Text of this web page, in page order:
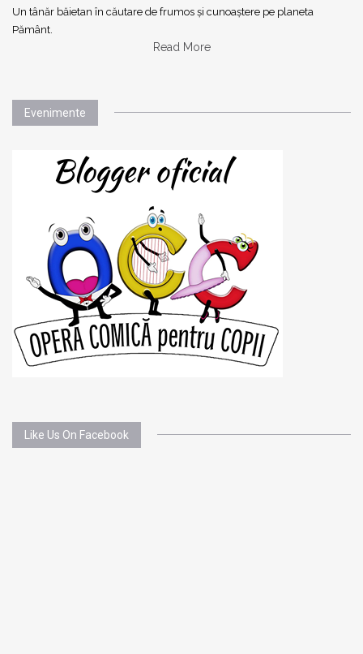
Un tânăr băietan în căutare de frumos și cunoaștere pe planeta
Pământ.
Read More
Evenimente
Like Us On Facebook